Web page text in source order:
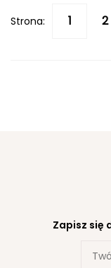
Strona:
Zapisz się